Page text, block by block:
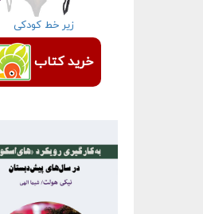
زیر خط کودکی
خرید کتاب